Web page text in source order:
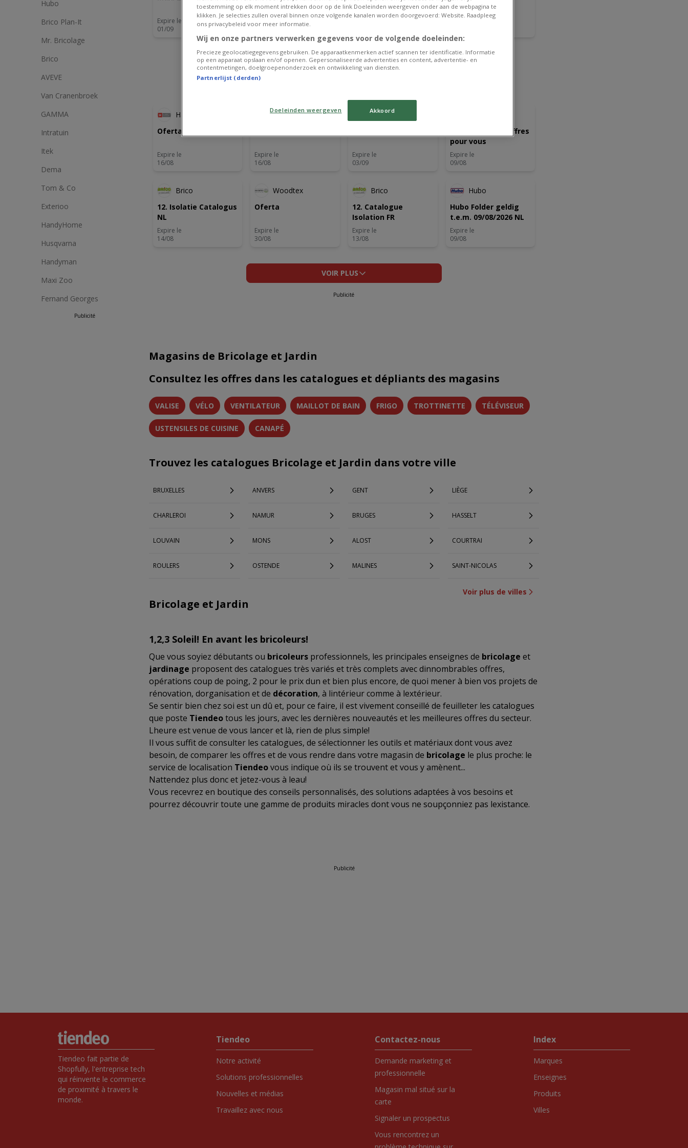
Hubo
Brico Plan-It
Mr. Bricolage
Brico
AVEVE
Van Cranenbroek
GAMMA
Intratuin
Itek
Dema
Tom & Co
Exterioo
HandyHome
Husqvarna
Handyman
Maxi Zoo
Fernand Georges
Publicité
Expire le
01/09
01/09
Publicité
HandyHome
Oferta-NL
Expire le
16/08
HandyHome
Expire le
16/08
Eurotuin
Expire le
03/09
Nos meilleures offres
pour vous
Expire le
09/08
Brico
12. Isolatie Catalogus
NL
Expire le
14/08
Woodtex
Oferta
Expire le
30/08
Brico
12. Catalogue
Isolation FR
Expire le
13/08
Hubo
Hubo Folder geldig
t.e.m. 09/08/2026 NL
Expire le
09/08
VOIR PLUS
Publicité
Magasins de Bricolage et Jardin
Consultez les offres dans les catalogues et dépliants des magasins
VALISE VÉLO VENTILATEUR MAILLOT DE BAIN FRIGO TROTTINETTE TÉLÉVISEUR
USTENSILES DE CUISINE CANAPÉ
Trouvez les catalogues Bricolage et Jardin dans votre ville
BRUXELLES ANVERS GENT LIÈGE
CHARLEROI NAMUR BRUGES HASSELT
LOUVAIN MONS ALOST COURTRAI
ROULERS OSTENDE MALINES SAINT-NICOLAS
Voir plus de villes
Bricolage et Jardin
1,2,3 Soleil! En avant les bricoleurs!
Que vous soyiez débutants ou bricoleursprofessionnels, les principales enseignes de bricolage et
jardinage proposent des catalogues très variés et très complets avec dinnombrables offres,
opérations coup de poing, 2 pour le prix dun et bien plus encore, de quoi mener à bien vos projets de
rénovation, dorganisation et de décoration, à lintérieur comme à lextérieur.
Se sentir bien chez soi est un dû et, pour ce faire, il est vivement conseillé de feuilleter les catalogues
que poste Tiendeotous les jours, avec les dernières nouveautés et les meilleures offres du secteur.
Lheure est venue de vous lancer et là, rien de plus simple!
Il vous suffit de consulter les catalogues, de sélectionner les outils et matériaux dont vous avez
besoin, de comparer les offres et de vous rendre dans votre magasin de bricolage le plus proche: le
service de localisation Tiendeovous indique où ils se trouvent et vous y amènent...
Nattendez plus donc et jetez-vous à leau!
Vous recevrez en boutique des conseils personnalisés, des solutions adaptées à vos besoins et
pourrez découvrir toute une gamme de produits miracles dont vous ne soupçonniez pas lexistance.
Publicité
Tiendeo fait partie de
Shopfully, l'entreprise tech
qui réinvente le commerce
de proximité à travers le
monde.
Tiendeo
Notre activité
Solutions professionnelles
Nouvelles et médias
Travaillez avec nous
Contactez-nous
Demande marketing et
professionnelle
Magasin mal situé sur la
carte
Signaler un prospectus
Vous rencontrez un
Index
Marques
Enseignes
Produits
Villes
toestemming op elk moment intrekken door op de link Doeleinden weergeven onder aan de webpagina te
klikken. Je selecties zullen overal binnen onze volgende kanalen worden doorgevoerd: Website. Raadpleeg
ons privacybeleid voor meer informatie.
Wij en onze partners verwerken gegevens voor de volgende doeleinden:
Precieze geolocatiegegevens gebruiken. De apparaatkenmerken actief scannen ter identificatie. Informatie
op een apparaat opslaan en/of openen. Gepersonaliseerde advertenties en content, advertentie- en
contentmetingen, doelgroepenonderzoek en ontwikkeling van diensten.
Partnerlijst (derden)
Doeleinden weergeven Akkoord